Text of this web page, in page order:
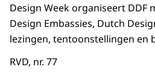
Design Week organiseert DDF
Design Embassies, Dutch
lezingen, tentoonstellingen en
RVD, nr. 77